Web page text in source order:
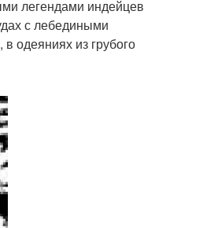
легендами индейцев
с лебедиными
одеяниях из грубого